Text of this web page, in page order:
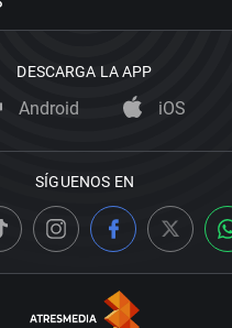
DESCARGA LA APP
Android iOS
SÍGUENOS EN